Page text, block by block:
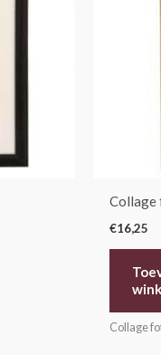
Collage
€16,25
Collage